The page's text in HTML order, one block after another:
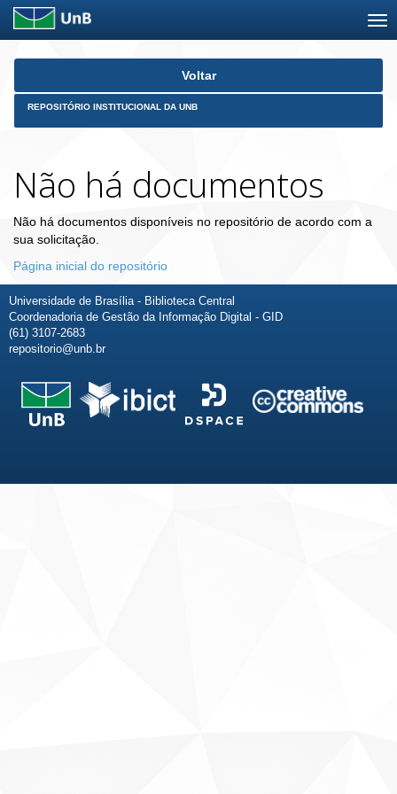
Skip
Voltar
REPOSITÓRIO INSTITUCIONAL DA UNB
Não há documentos
Não há documentos disponíveis no repositório de acordo com a
sua solicitação.
Página inicial do repositório
Universidade de Brasília - Biblioteca Central
Coordenadoria de Gestão da Informação Digital - GID
(61) 3107-2683
repositorio@unb.br